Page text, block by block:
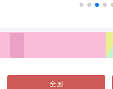
全国